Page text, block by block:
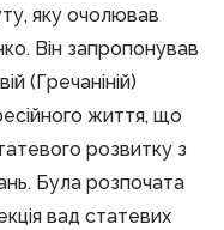
яку очолював
Він запропонував
(Гречаніній)
життя, що
розвитку з
Була розпочата
вад статевих